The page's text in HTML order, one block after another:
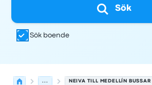
Sök
Sök boende
... NEIVA TILL MEDELLÍN BUSSAR